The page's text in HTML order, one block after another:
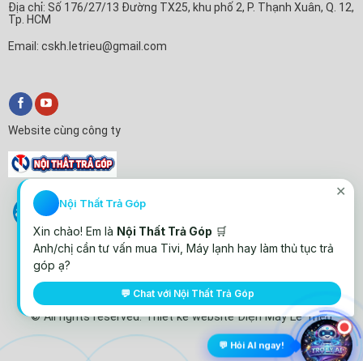
Địa chỉ: Số 176/27/13 Đường TX25, khu phố 2, P. Thạnh Xuân, Q. 12,
Tp. HCM
Email: cskh.letrieu@gmail.com
Website cùng công ty
© All rights reserved. Thiết kế website Điện Máy Lê Triều
✕
Nội Thất Trả Góp
Xin chào! Em là Nội Thất Trả Góp 🛒
Anh/chị cần tư vấn mua Tivi, Máy lạnh hay làm thủ tục trả
góp ạ?
💬 Chat với Nội Thất Trả Góp
💬 Hỏi AI ngay!